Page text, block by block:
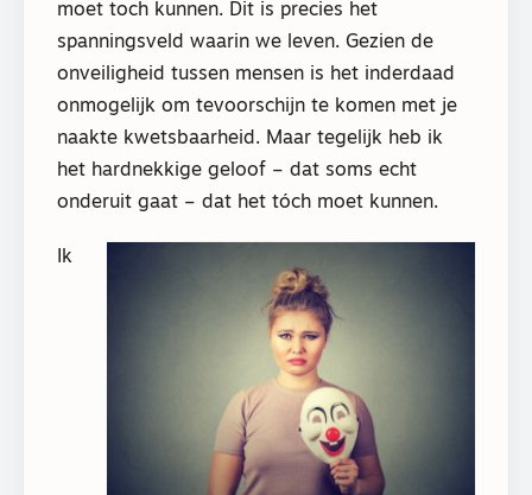
moet toch kunnen. Dit is precies het
spanningsveld waarin we leven. Gezien de
onveiligheid tussen mensen is het inderdaad
onmogelijk om tevoorschijn te komen met je
naakte kwetsbaarheid. Maar tegelijk heb ik
het hardnekkige geloof – dat soms echt
onderuit gaat – dat het tóch moet kunnen.
Ik